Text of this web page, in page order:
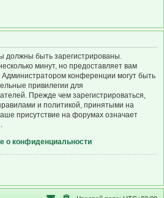
должны быть зарегистрированы.
минут, но предоставляет вам
конференции могут быть
привилегии для
Прежде чем зарегистрироваться,
и политикой, принятыми на
присутствие на форумах означает
о конфиденциальности